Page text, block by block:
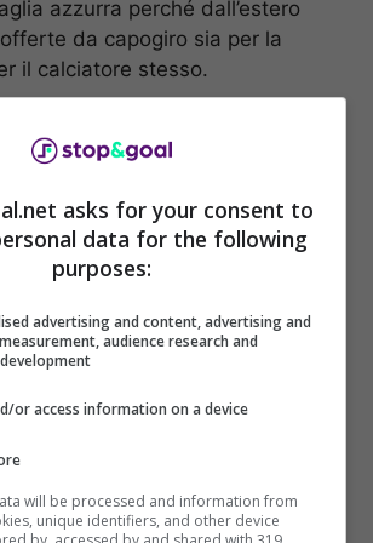
azzurra perché dall’estero
da capogiro sia per la
il calciatore stesso.
ufficiale di pochi minuti fa, il
posizione definitivamente sul
negando qualsiasi possibilità di
asks for your consent to
data for the following
purposes:
advertising and content, advertising and
audience research and
or access information on a device
will be processed and information from
unique identifiers, and other device